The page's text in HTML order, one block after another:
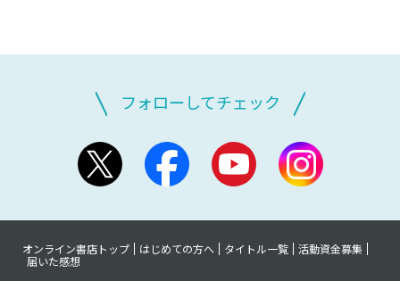
フォローしてチェック
オンライン書店トップ はじめての方へ タイトル一覧
活動資金募集
届いた感想